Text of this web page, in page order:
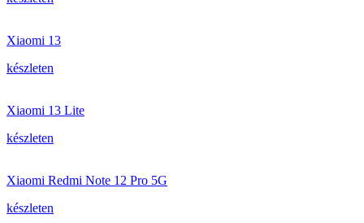
Xiaomi 13
készleten
Xiaomi 13 Lite
készleten
Xiaomi Redmi Note 12 Pro 5G
készleten